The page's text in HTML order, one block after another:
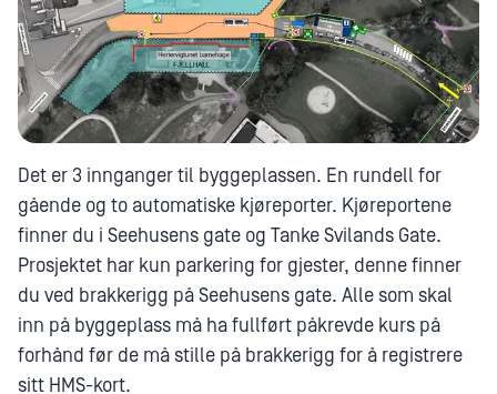
Det er 3 innganger til byggeplassen. En rundell for
gående og to automatiske kjøreporter. Kjøreportene
finner du i Seehusens gate og Tanke Svilands Gate.
Prosjektet har kun parkering for gjester, denne finner
du ved brakkerigg på Seehusens gate. Alle som skal
inn på byggeplass må ha fullført påkrevde kurs på
forhånd før de må stille på brakkerigg for å registrere
sitt HMS-kort.